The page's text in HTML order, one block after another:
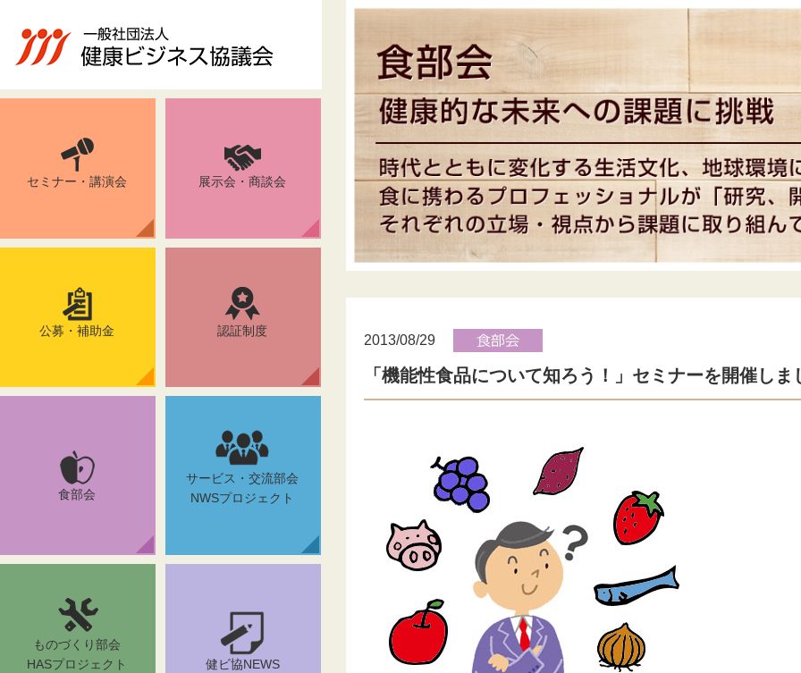
2013/08/29
「機能性食品について知ろう！」セミナーを開催しま
セミナー・講演会 展示会・商談会
公募・補助金 認証制度
食部会
サービス・交流部会
NWSプロジェクト
ものづくり部会
HASプロジェクト
健ビ協NEWS